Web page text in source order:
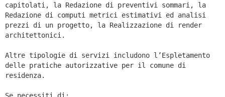
capitolati, la Redazione di preventivi sommari, la
Redazione di computi metrici estimativi ed analisi
prezzi di un progetto, la Realizzazione di render
architettonici.
Altre tipologie di servizi includono l’Espletamento
delle pratiche autorizzative per il comune di
residenza.